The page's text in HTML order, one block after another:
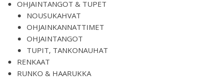
OHJAINTANGOT & TUPET
NOUSUKAHVAT
OHJAINKANNATTIMET
OHJAINTANGOT
TUPIT, TANKONAUHAT
RENKAAT
RUNKO & HAARUKKA